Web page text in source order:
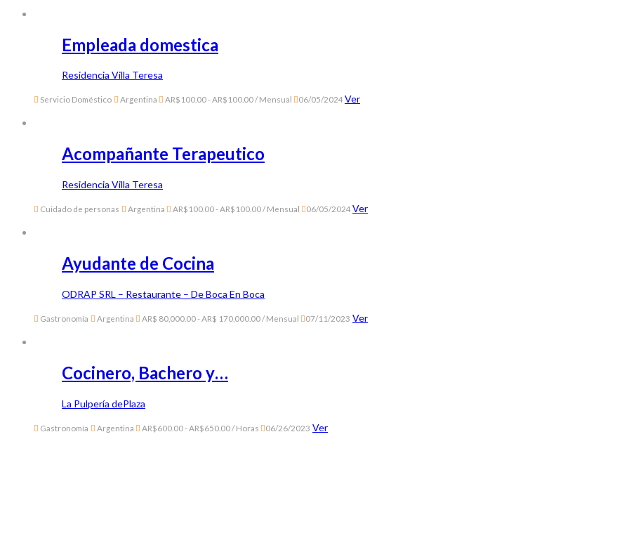
Empleada domestica
Residencia Villa Teresa
Servicio Doméstico Argentina AR$100.00 - AR$100.00 / Mensual 06/05/2024 Ver
Acompañante Terapeutico
Residencia Villa Teresa
Cuidado de personas Argentina AR$100.00 - AR$100.00 / Mensual 06/05/2024 Ver
Ayudante de Cocina
ODRAP SRL – Restaurante – De Boca En Boca
Gastronomía Argentina AR$ 80,000.00 - AR$ 170,000.00 / Mensual 07/11/2023 Ver
Cocinero, Bachero y…
La Pulpería dePlaza
Gastronomía Argentina AR$600.00 - AR$650.00 / Horas 06/26/2023 Ver